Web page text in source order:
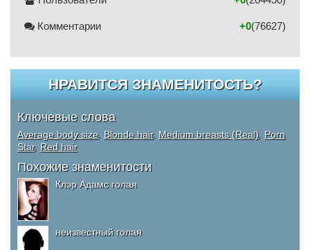
Комментарии (76627)
+0
НРАВИТСЯ ЗНАМЕНИТОСТЬ?
Ключевые слова
Average body size, Blonde hair, Medium breasts (Real) Porn
Star, Red hair
Похожие знаменитости
Клэр Адамс голая
неизвестный голая